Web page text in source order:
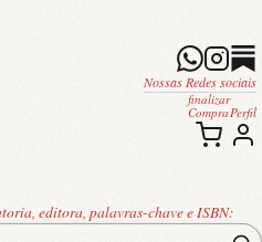
editora, palavras-chave e ISBN:
Nossas Redes sociais
finalizar
Compra Perfil